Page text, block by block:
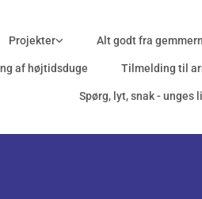
Projekter Alt godt fra
af højtidsduge Tilmelding til
Spørg, lyt, snak - unges